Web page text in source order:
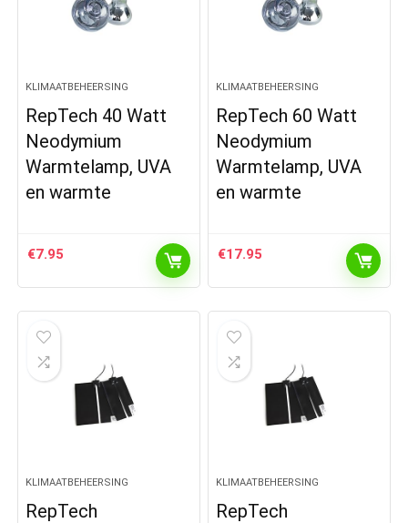
KLIMAATBEHEERSING
RepTech 40 Watt
Neodymium
Warmtelamp, UVA
en warmte
€7.95
KLIMAATBEHEERSING
RepTech 60 Watt
Neodymium
Warmtelamp, UVA
en warmte
€17.95
KLIMAATBEHEERSING
RepTech
KLIMAATBEHEERSING
RepTech